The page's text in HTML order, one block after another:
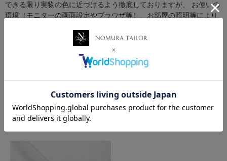
できる限り実物の色に近づけるよう徹底しておりますが、 お使いの
環境（モニターの画面設定やブラウザ等）、お部屋の照明等により
お買い物ポイントについて
税抜き50円以下の商品はポイント付与対象外となります。
関連商品